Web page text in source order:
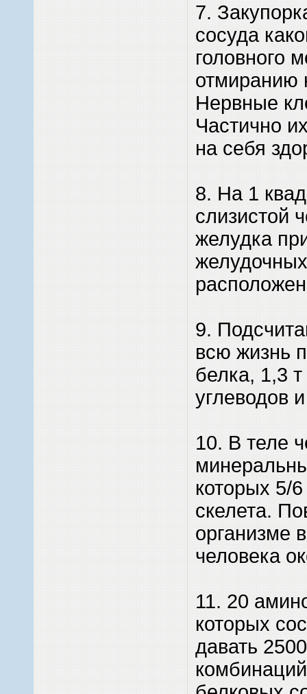
7.
сосуда
головного
отмиранию
Нервные
Частично
на себя
8. На 1
слизистой
желудка
9.
всю жизнь
белка, 1,3
углеводов
10. В теле
которых 5/
скелета.
организме
человека
11. 20
которых
давать